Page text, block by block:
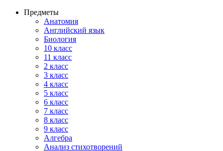
Предметы
Анатомия
Английский язык
Биология
10 класс
11 класс
2 класс
3 класс
4 класс
5 класс
6 класс
7 класс
8 класс
9 класс
Алгебра
Анализ стихотворений